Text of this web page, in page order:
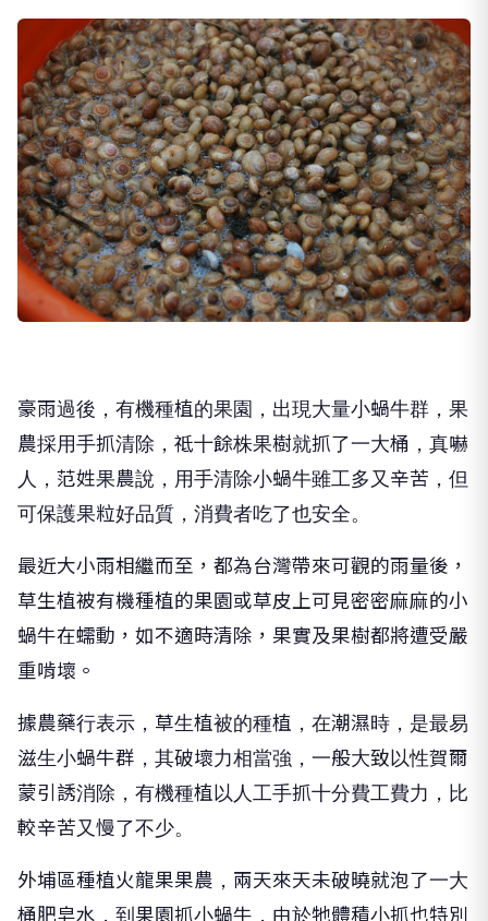
豪雨過後，有機種植的果園，出現大量小蝸牛群，果
農採用手抓清除，祗十餘株果樹就抓了一大桶，真嚇
人，范姓果農說，用手清除小蝸牛雖工多又辛苦，但
可保護果粒好品質，消費者吃了也安全。
最近大小雨相繼而至，都為台灣帶來可觀的雨量後，
草生植被有機種植的果園或草皮上可見密密麻麻的小
蝸牛在蠕動，如不適時清除，果實及果樹都將遭受嚴
重啃壞。
據農藥行表示，草生植被的種植，在潮濕時，是最易
滋生小蝸牛群，其破壞力相當強，一般大致以性賀爾
蒙引誘消除，有機種植以人工手抓十分費工費力，比
較辛苦又慢了不少。
外埔區種植火龍果果農，兩天來天未破曉就泡了一大
桶肥皂水，到果園抓小蝸牛，由於牠體積小抓也特別